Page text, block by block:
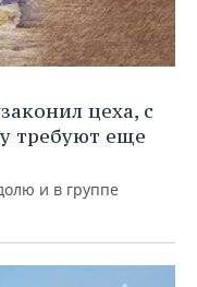
цеха, с
требуют еще
и в группе